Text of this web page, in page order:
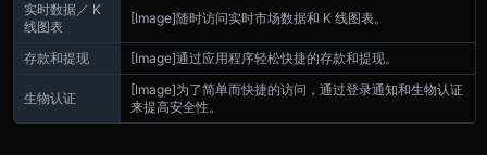
实时数据／ K
线图表
[Image]随时访问实时市场数据和 K 线图表。
存款和提现 [Image]通过应用程序轻松快捷的存款和提现。
生物认证
[Image]为了简单而快捷的访问，通过登录通知和生物认证
来提高安全性。